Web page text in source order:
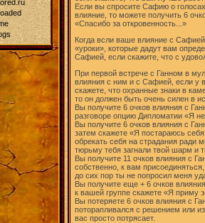
Если вы спросите Сафию о
влияние, то можете получить 6
«Спасибо за откровенность...»
Когда всли ваше влияние с
«уроки», которые дадут вам
Сафией, если скажите, что с
При первой встрече с Ганном в
влияния с ним и с Сафией, если у
скажете, что охранные знаки в
то он должен быть очень силен в
Вы получите 6 очков влияния с
разговоре опцию Дипломатии «Я
Вы получите 6 очков влияния с
затем скажете «Я постараюсь
обрекать себя на страдания ради
тюрьму тебя загнали твой шарм и
Вы получите 11 очков влияния с
собственно, к вам
до сих пор ты не попросил меня
Вы получите еще + 6 очков
к вашей группе скажете «Я приму
Вы потеряете 6 очков влияния с
поторапливался с решением или
вас просто потрясает.